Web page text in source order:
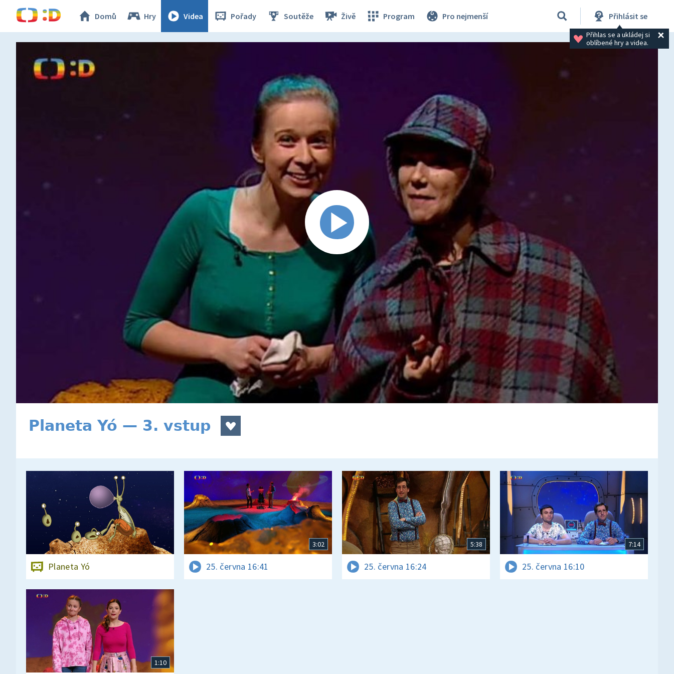
Domů Hry Videa Pořady Soutěže Živě Program Pro nejmenší Přihlásit se
Přihlas se a ukládej si
oblíbené hry a videa.
Planeta Yó — 3. vstup
Planeta Yó
3:02
25. června 16:41
5:38
25. června 16:24
7:14
25. června 16:10
1:10